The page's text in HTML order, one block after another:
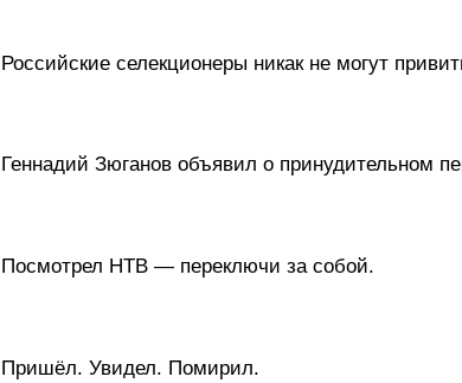
Российские селекционеры никак не могут
Геннадий Зюганов объявил о принудительном
Посмотрел НТВ — переключи за собой.
Пришёл. Увидел. Помирил.